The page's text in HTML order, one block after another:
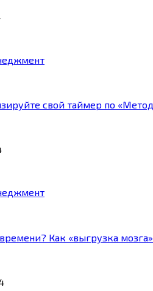
свой таймер по
времени? Как «выгрузка